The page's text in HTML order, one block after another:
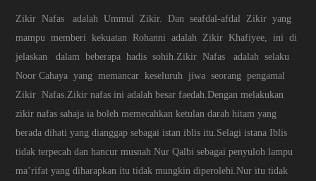
Zikir Nafas adalah Ummul Zikir. Dan seafdal-afdal Zikir yang
mampu memberi kekuatan Rohanni adalah Zikir Khafiyee, ini di
jelaskan dalam beberapa hadis sohih.Zikir Nafas adalah selaku
Noor Cahaya yang memancar keseluruh jiwa seorang pengamal
Zikir Nafas.Zikir nafas ini adalah besar faedah.Dengan melakukan
zikir nafas sahaja ia boleh memecahkan ketulan darah hitam yang
berada dihati yang dianggap sebagai istan iblis itu.Selagi istana Iblis
tidak terpecah dan hancur musnah Nur Qalbi sebagai penyuloh lampu
ma’rifat yang diharapkan itu tidak mungkin diperolehi.Nur itu tidak